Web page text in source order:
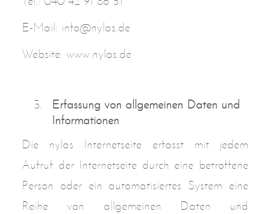
E-Mail: info@nylas.de
Website: www.nylas.de
Erfassung von allgemeinen Daten und
Informationen
Die nylas Internetseite erfasst mit jedem
Aufruf der Internetseite durch eine betroffene
Person oder ein automatisiertes System eine
Reihe von allgemeinen Daten und